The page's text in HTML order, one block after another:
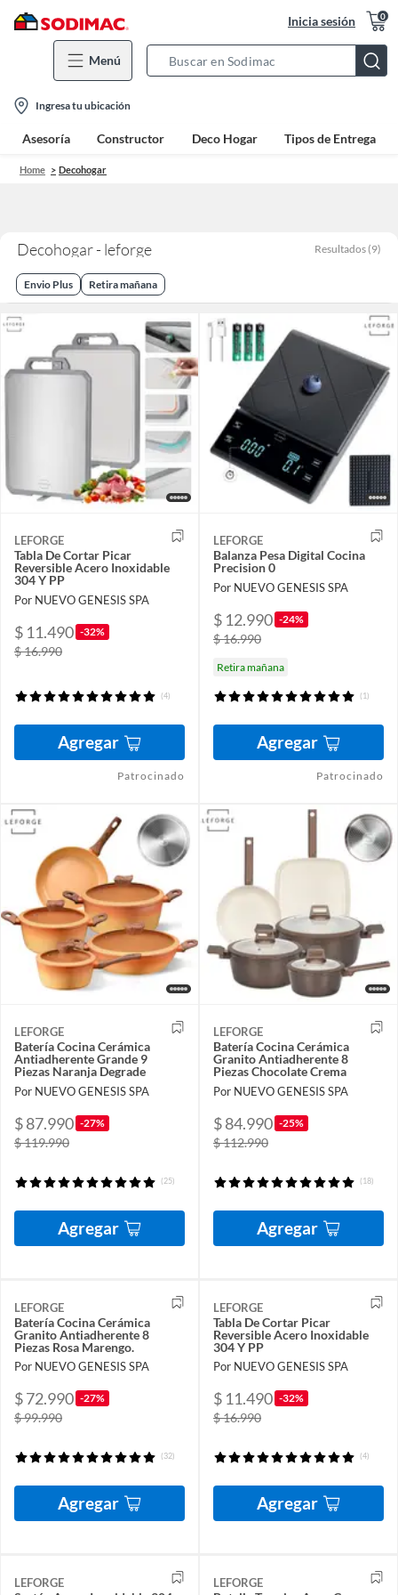
Inicia sesión 0
Menú
Bar
location-
icon
Ingresa tu ubicación
Asesoría Constructor Deco Hogar Tipos de Entrega
Home Decohogar
Decohogar - leforge Resultados (9)
Envio Plus Retira mañana
LEFORGE
Tabla De Cortar Picar
Reversible Acero Inoxidable
304 Y PP
Por NUEVO GENESIS SPA
$ 11.490 -32%
$ 16.990
(4)
Agregar
Patrocinado
LEFORGE
Balanza Pesa Digital Cocina
Precision 0
Por NUEVO GENESIS SPA
$ 12.990 -24%
$ 16.990
Retira mañana
(1)
Agregar
Patrocinado
LEFORGE
Batería Cocina Cerámica
Antiadherente Grande 9
Piezas Naranja Degrade
Por NUEVO GENESIS SPA
$ 87.990 -27%
$ 119.990
(25)
Agregar
LEFORGE
Batería Cocina Cerámica
Granito Antiadherente 8
Piezas Chocolate Crema
Por NUEVO GENESIS SPA
$ 84.990 -25%
$ 112.990
(18)
Agregar
LEFORGE
Batería Cocina Cerámica
Granito Antiadherente 8
Piezas Rosa Marengo.
Por NUEVO GENESIS SPA
$ 72.990 -27%
$ 99.990
(32)
Agregar
LEFORGE
Tabla De Cortar Picar
Reversible Acero Inoxidable
304 Y PP
Por NUEVO GENESIS SPA
$ 11.490 -32%
$ 16.990
(4)
Agregar
LEFORGE LEFORGE